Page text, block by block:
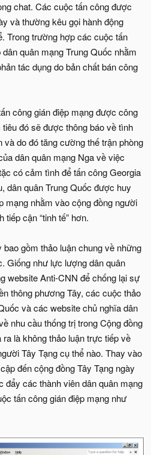
chat. Các cuộc tấn công được
và thường kêu gọi hành động
Trong trường hợp các cuộc tấn
quân mạng Trung Quốc nhằm
tác dụng do bản chất bán công
công gián điệp mạng được công
đó sẽ được thông báo về tình
và do đó tăng cường thế trận phòng
dân quân mạng Nga về việc
có cảm tình để tấn công Georgia
dân quân Trung Quốc được huy
mạng nhằm vào cộng đồng người
tiếp cận “tinh tế” hơn.
gồm thảo luận chung về những
Giống như lực lượng dân quân
website Anti-CNN để chống lại sự
thông phương Tây, các cuộc thảo
và các website chủ nghĩa dân
nhu cầu thống trị trong Cộng đồng
là không thảo luận trực tiếp về
Tây Tạng cụ thể nào. Thay vào
đến cộng đồng Tây Tạng ngày
đẩy các thành viên dân quân mạng
tấn công gián điệp mạng như